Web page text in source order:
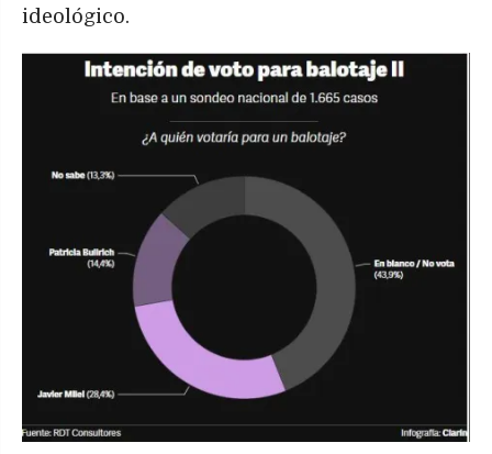
ideológico.